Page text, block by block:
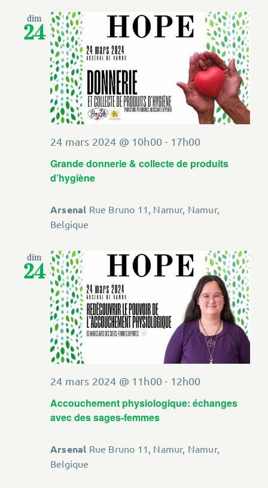
dim
24
Grande donnerie & collecte de produits
d’hygiène
24 mars 2024 @ 10h00- 17h00
Arsenal Rue Bruno 11, Namur, Namur,
Belgique
dim
24
Accouchement physiologique: échanges
avec des sages-femmes
24 mars 2024 @ 11h00- 12h00
Arsenal Rue Bruno 11, Namur, Namur,
Belgique